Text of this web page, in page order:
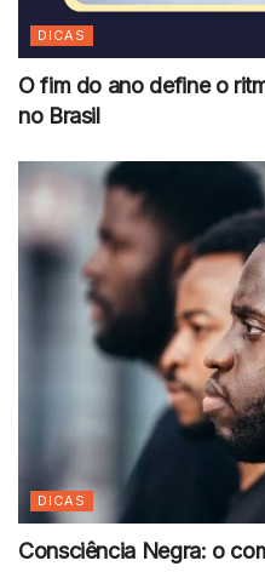
DICAS
O fim do ano define o
no Brasil
DICAS
Consciência Negra: o